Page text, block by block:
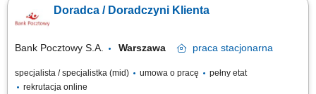
sprzedażowych, kształtowanie pozytywnego wizerunku Banku poprzez
wysoką jakość obsługi, operacyjna obsługa Klientów detalicznych,
Doradca / Doradczyni Klienta
Bank Pocztowy S.A. Warszawa praca stacjonarna
specjalista / specjalistka (mid) umowa o pracę
pełny etat
rekrutacja online